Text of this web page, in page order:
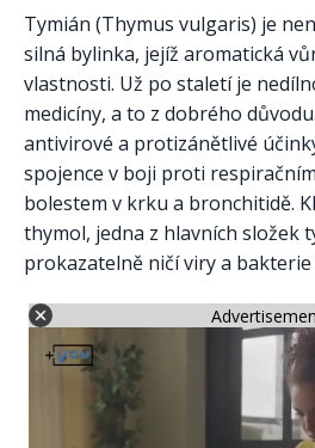
Tymián (Thymus vulgaris) je
silná bylinka, jejíž aromatická
vlastnosti. Už po staletí je
medicíny, a to z dobrého
antivirové a protizánětlivé
spojence v boji proti
bolestem v krku a bronchitidě.
thymol, jedna z hlavních složek
prokazatelně ničí viry a